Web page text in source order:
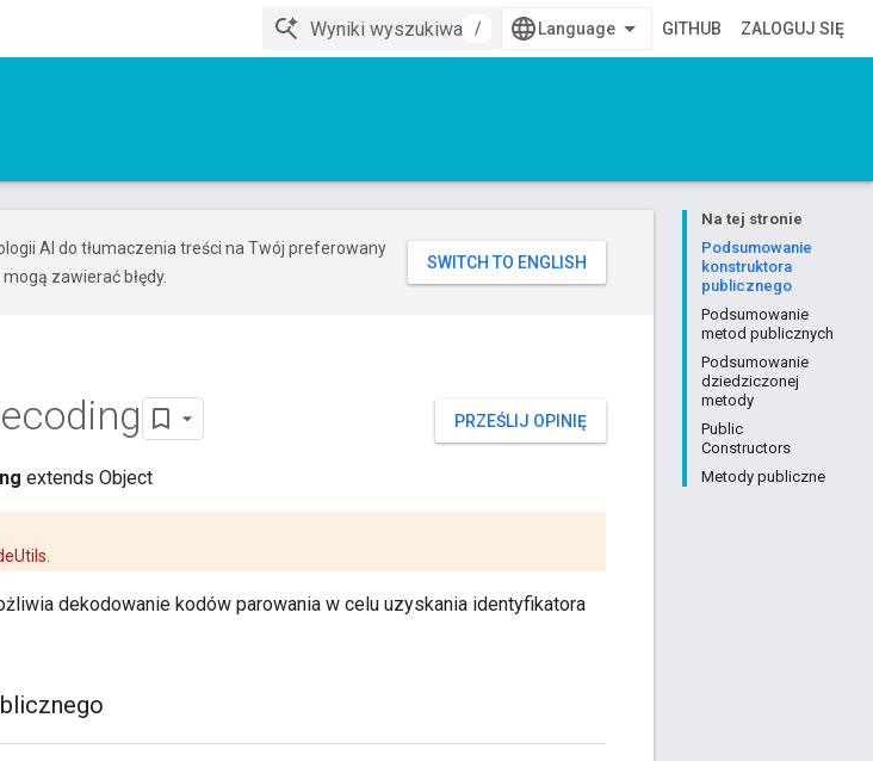
/
GITHUB ZALOGUJ SIĘ
Na tej stronie
Podsumowanie
konstruktora
publicznego
Podsumowanie
metod publicznych
Podsumowanie
dziedziczonej
metody
Public
Constructors
Metody publiczne
AI do tłumaczenia treści na Twój preferowany
zawierać błędy.
PRZEŚLIJ OPINIĘ
extends Object
dekodowanie kodów parowania w celu uzyskania identyfikatora